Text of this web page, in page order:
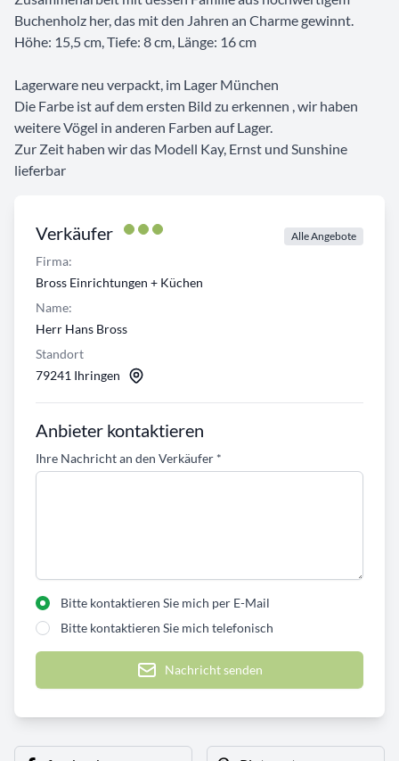
Verkäufer Alle Angebote
Firma:
Bross Einrichtungen + Küchen
Name:
Herr Hans Bross
Standort
79241 Ihringen
Anbieter kontaktieren
Ihre Nachricht an den Verkäufer *
Bitte kontaktieren Sie mich per E-Mail
Bitte kontaktieren Sie mich telefonisch
Nachricht senden
Buchenholz her, das mit den Jahren an Charme gewinnt.
Höhe: 15,5 cm, Tiefe: 8 cm, Länge: 16 cm
Lagerware neu verpackt, im Lager München
Die Farbe ist auf dem ersten Bild zu erkennen , wir haben
weitere Vögel in anderen Farben auf Lager.
Zur Zeit haben wir das Modell Kay, Ernst und Sunshine
lieferbar